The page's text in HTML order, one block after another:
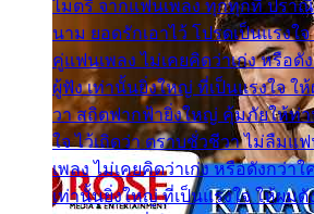
ไมตรี จากแฟนเพลง ทุกทุกที่ ปรา
นาม ยอดรักเอาไว้ โปรดเป็นแรงใ
คู่แฟนเพลง ไม่เคยคิดว่าเก่ง หรือ
ผู้ฟัง เท่านั้นยิ่งใหญ่ ที่เป็นแรงใจ ใ
วา สถิตฟากฟ้ายิ่งใหญ่ คุ้มภัยให้ท่า
ใจ ไว้เถิดว่า ตราบชั่วชีวา ไม่ลืมแ
เพลง ไม่เคยคิดว่าเก่ง หรือดังกว่า
เท่านั้นยิ่งใหญ่ ที่เป็นแรงใจ ให้ผมดั